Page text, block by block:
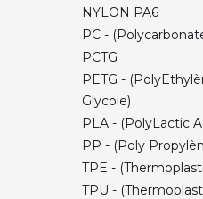
NYLON PA6
PC -
PCTG
PETG -
Glycole)
PLA - (PolyLactic
PP - (Poly
TPE -
TPU -